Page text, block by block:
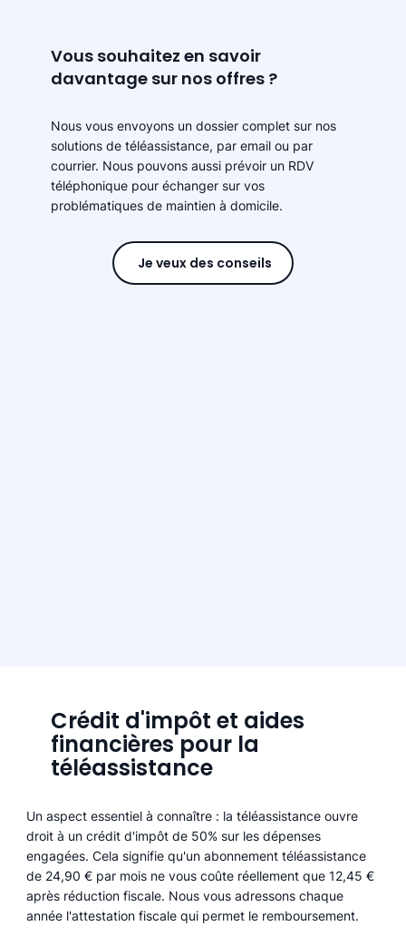
Vous souhaitez en savoir
davantage sur nos offres ?
Nous vous envoyons un dossier complet sur nos
solutions de téléassistance, par email ou par
courrier. Nous pouvons aussi prévoir un RDV
téléphonique pour échanger sur vos
problématiques de maintien à domicile.
Je veux des conseils
Crédit d'impôt et aides
financières pour la
téléassistance
Un aspect essentiel à connaître : la téléassistance ouvre
droit à un crédit d'impôt de 50% sur les dépenses
engagées. Cela signifie qu'un abonnement téléassistance
de 24,90 € par mois ne vous coûte réellement que 12,45 €
après réduction fiscale. Nous vous adressons chaque
année l'attestation fiscale qui permet le remboursement.